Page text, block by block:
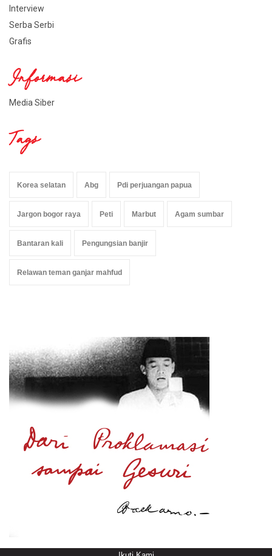
Interview
Serba Serbi
Grafis
Informasi
Media Siber
Tags
Korea selatan Abg Pdi perjuangan papua
Jargon bogor raya Peti Marbut Agam sumbar
Bantaran kali Pengungsian banjir
Relawan teman ganjar mahfud